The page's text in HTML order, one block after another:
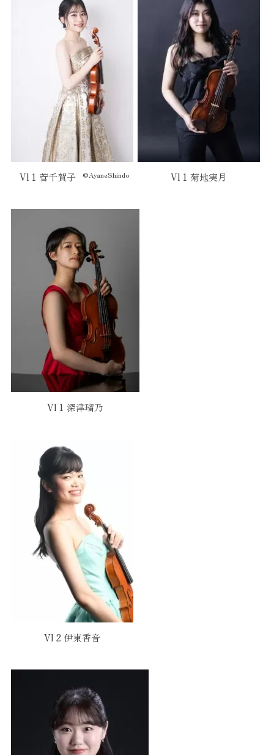
Vl 1 菅千賀子 ©AyaneShindo Vl 1 菊地実月
Vl 1 深津瑠乃
Vl 2 伊東香音